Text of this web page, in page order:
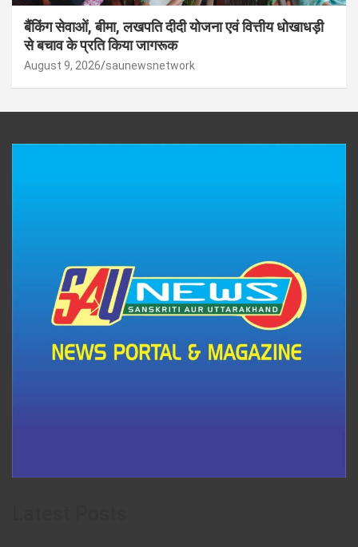
बैंकिंग सेवाओं, बीमा, लखपति दीदी योजना एवं वित्तीय धोखाधड़ी
से बचाव के प्रति किया जागरूक
August 9, 2026 saunewsnetwork